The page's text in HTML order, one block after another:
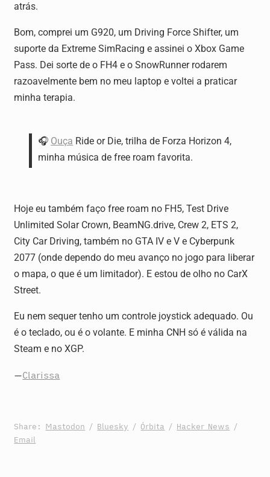
atrás.
Bom, comprei um G920, um Driving Force Shifter, um
suporte da Extreme SimRacing e assinei o Xbox Game
Pass. Dei sorte de o FH4 e o SnowRunner rodarem
razoavelmente bem no meu laptop e voltei a praticar
minha terapia.
🎧 Ouça Ride or Die, trilha de Forza Horizon 4,
minha música de free roam favorita.
Hoje eu também faço free roam no FH5, Test Drive
Unlimited Solar Crown, BeamNG.drive, Crew 2, ETS 2,
City Car Driving, também no GTA IV e V e Cyberpunk
2077 (onde dependo do meu avanço no jogo para liberar
o mapa, o que é um limitador). E estou de olho no CarX
Street.
Eu nem sequer tenho um controle joystick adequado. Ou
é o teclado, ou é o volante. E minha CNH só é válida na
Steam e no XGP.
—Clarissa
Share: Mastodon / Bluesky / Órbita / Hacker News /
Email